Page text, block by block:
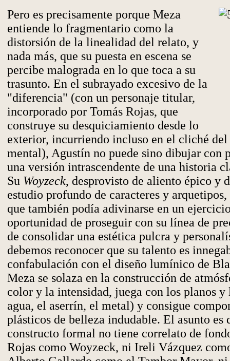
Pero es precisamente porque Meza
entiende lo fragmentario como la
distorsión de la linealidad del relato, y
nada más, que su puesta en escena se
percibe malograda en lo que toca a su
trasunto. En el subrayado excesivo de la
"diferencia" (con un personaje titular,
incorporado por Tomás Rojas, que
construye su desquiciamiento desde lo
exterior, incurriendo incluso en el cliché
mental), Agustín no puede sino dibujar con
una versión intrascendente de una historia
Su Woyzeck, desprovisto de aliento épico y
estudio profundo de caracteres y arquetipos,
que también podía adivinarse en un
oportunidad de proseguir con su línea de
de consolidar una estética pulcra y
debemos reconocer que su talento es
confabulación con el diseño lumínico de
Meza se solaza en la construcción de
color y la intensidad, juega con los planos y
agua, el aserrín, el metal) y consigue
plásticos de belleza indudable. El asunto es
constructo formal no tiene correlato de
Rojas como Woyzeck, ni Ireli Vázquez